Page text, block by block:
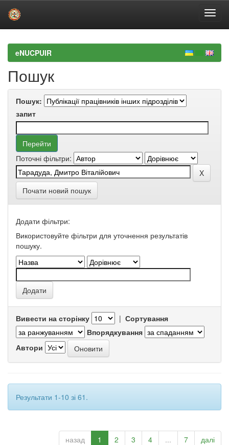
navigationeNUCPUIR
Пошук
Пошук:
запит
Поточні фільтри:
Почати новий пошук
Додати фільтри:
Використовуйте фільтри для уточнення результатів
пошуку.
Вивести на сторінку | Сортування
Впорядкування
Автори
Результати 1-10 зі 61.
назад 1 2 3 4 ... 7 далі